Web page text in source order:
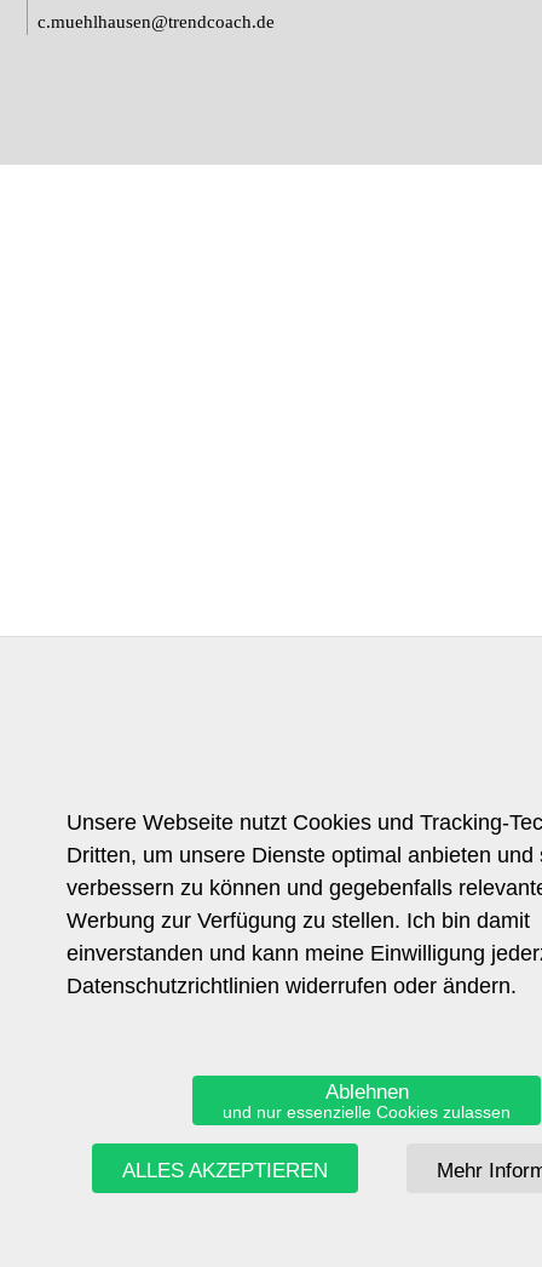
c.muehlhausen@trendcoach.de
Unsere Webseite nutzt Cookies und Tracking-
Dritten, um unsere Dienste optimal anbieten und
verbessern zu können und gegebenfalls
Werbung zur Verfügung zu stellen. Ich bin damit
einverstanden und kann meine Einwilligung
Datenschutzrichtlinien widerrufen oder ändern.
Ablehnen
und nur essenzielle Cookies zulassen
ALLES AKZEPTIEREN Mehr